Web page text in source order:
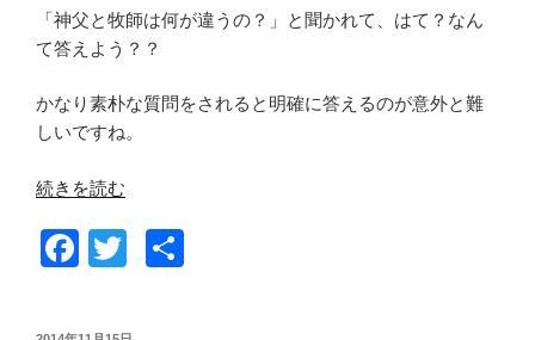
る
も
し、
丼
す
る
も
「神父と牧師は何が違うの？」と聞かれて、はて？なん
て答えよう？？
かなり素朴な質問をされると明確に答えるのが意外と難
しいですね。
“神
と
牧
の
続きを読む
F
c
tt